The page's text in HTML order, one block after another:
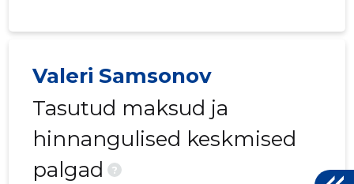
Valeri Samsonov
Tasutud maksud ja
hinnangulised keskmised
palgad
?